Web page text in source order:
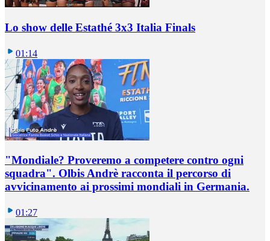
Lo show delle Estathé 3x3 Italia Finals
01:14
"Mondiale? Proveremo a competere contro ogni
squadra". Olbis Andrè racconta il percorso di
avvicinamento ai prossimi mondiali in Germania.
01:27